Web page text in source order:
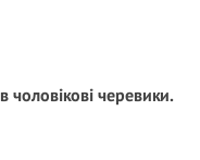
чоловікові черевики.